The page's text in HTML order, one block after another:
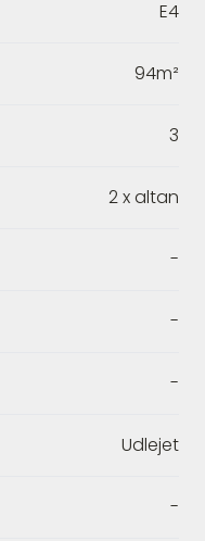
E4
94m²
3
2 x altan
-
-
-
Udlejet
-